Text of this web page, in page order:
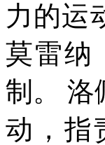
力的运
莫雷纳
制。
洛
动，指